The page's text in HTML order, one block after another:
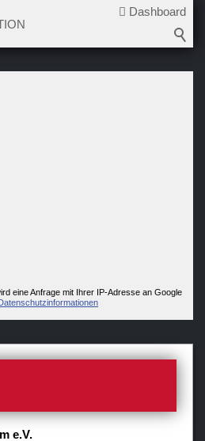
Dashboard
eine Anfrage mit Ihrer IP-Adresse an Google
e.V.